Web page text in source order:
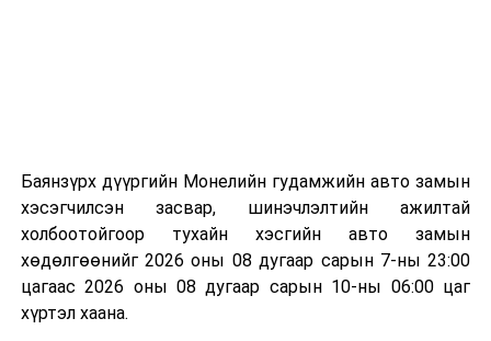
болон дулааны эрчим хүч үйлдвэрлэхэд ашиглаж
болдог. Зарим технологийн хувьд шаталтын дараа
үлдэх үнснээс фосфор зэрэг ашигт эрдсийг сэргээн
авах боломжтой аж.
Япон, Герман, Швейцар, Нидерланд, Өмнөд Солонгос
зэрэг улс лаг хатаах, шатаах технологийг ашиглаж
Баянзүрх дүүргийн Монелийн гудамжийн авто замын
хэсэгчилсэн засвар, шинэчлэлтийн ажилтай
холбоотойгоор тухайн хэсгийн авто замын
хөдөлгөөнийг 2026 оны 08 дугаар сарын 7-ны 23:00
цагаас 2026 оны 08 дугаар сарын 10-ны 06:00 цаг
хүртэл хаана.